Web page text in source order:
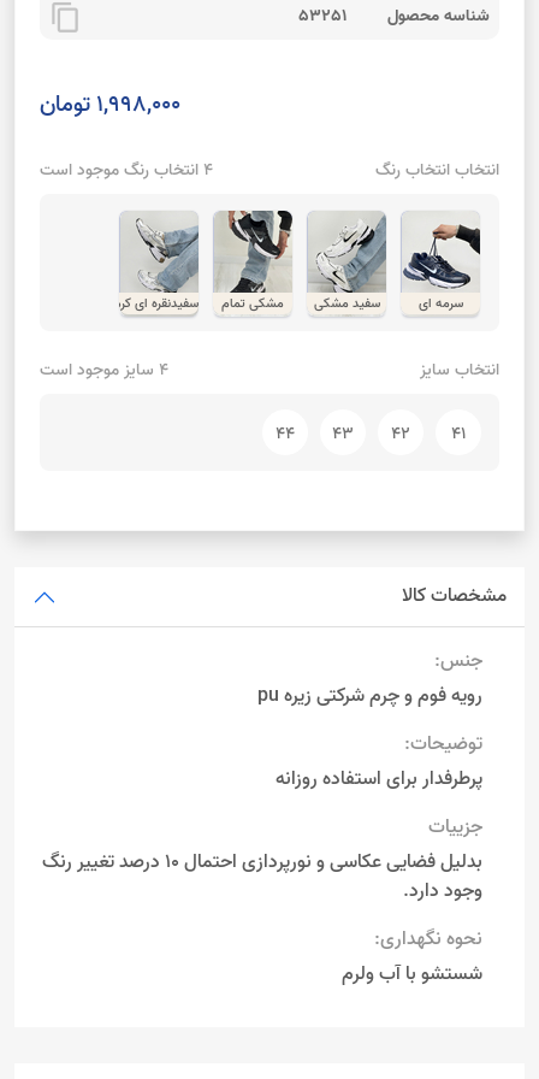
شناسه محصول 53251
content_copy
1,998,000 تومان
انتخاب انتخاب رنگ 4 انتخاب رنگ موجود است
سرمه ای سفید مشکی مشکی تمام سفیدنقره ای کرم
انتخاب سایز 4 سایز موجود است
41
42
43
44
مشخصات کالا
جنس:
رویه فوم و چرم شرکتی زیره pu
توضیحات:
پرطرفدار برای استفاده روزانه
جزییات
بدلیل فضایی عکاسی و نورپردازی احتمال 10 درصد تغییر رنگ
وجود دارد.
نحوه نگهداری:
شستشو با آب ولرم